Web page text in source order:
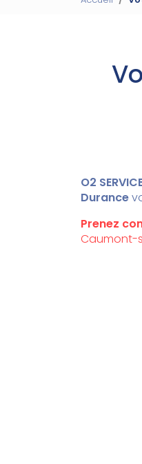
O2
Durance
Prenez
Caumont-